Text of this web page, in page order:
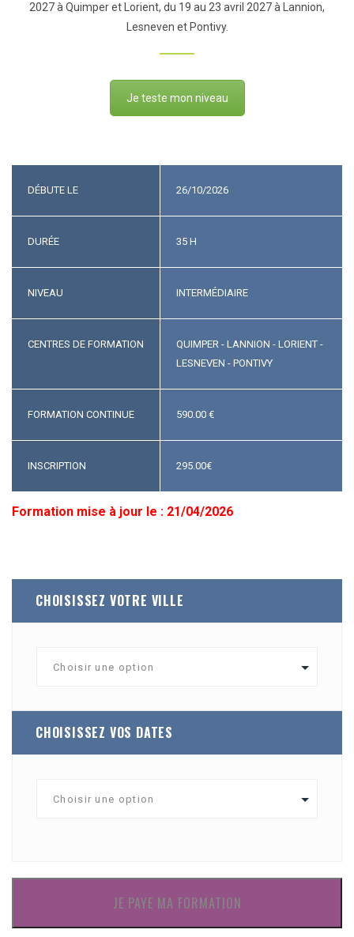
2027 à Quimper et Lorient, du 19 au 23 avril 2027 à Lannion,
Lesneven et Pontivy.
Je teste mon niveau
DÉBUTE LE 26/10/2026
DURÉE 35 H
NIVEAU INTERMÉDIAIRE
CENTRES DE FORMATION
QUIMPER - LANNION - LORIENT -
LESNEVEN - PONTIVY
FORMATION CONTINUE 590.00 €
INSCRIPTION 295.00€
Formation mise à jour le : 21/04/2026
CHOISISSEZ VOTRE VILLE
CHOISISSEZ VOS DATES
JE PAYE MA FORMATION